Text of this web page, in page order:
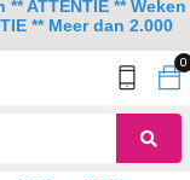
0
ATTENTIE ** Weken
** Meer dan 2.000